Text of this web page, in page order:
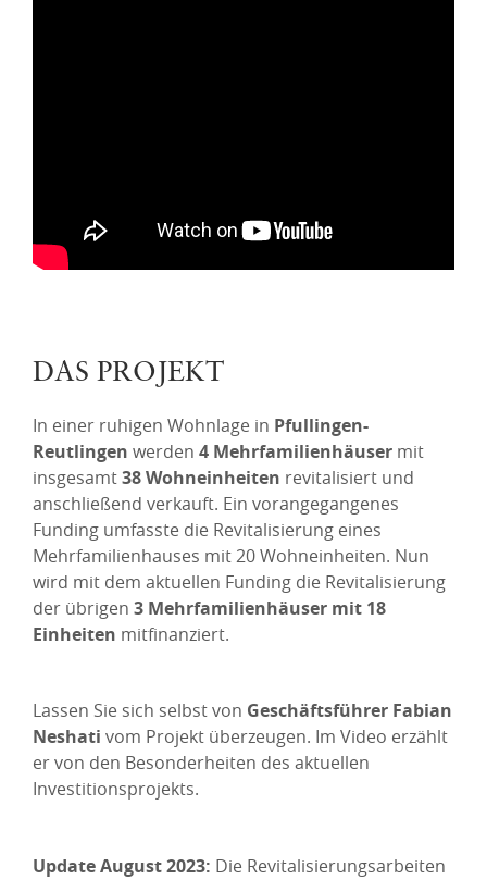
DAS PROJEKT
In einer ruhigen Wohnlage in Pfullingen-
Reutlingen werden 4 Mehrfamilienhäuser mit
insgesamt38 Wohneinheiten revitalisiert und
anschließend verkauft. Ein vorangegangenes
Funding umfasste die Revitalisierung eines
Mehrfamilienhauses mit 20 Wohneinheiten. Nun
wird mit dem aktuellen Funding die Revitalisierung
der übrigen 3 Mehrfamilienhäuser mit 18
Einheiten mitfinanziert.
Lassen Sie sich selbst von Geschäftsführer Fabian
Neshati vom Projekt überzeugen. Im Video erzählt
er von den Besonderheiten des aktuellen
Investitionsprojekts.
Update August 2023: Die Revitalisierungsarbeiten